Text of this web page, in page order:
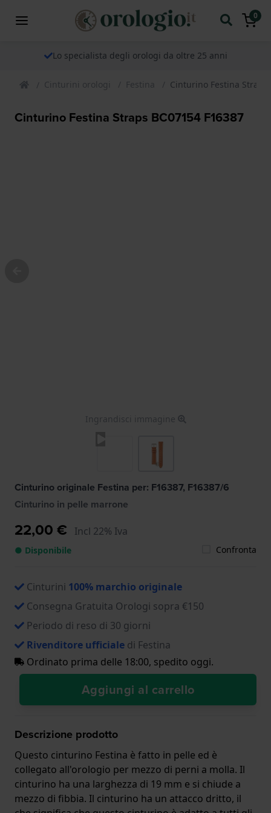
0
Lo specialista degli orologi da oltre 25 anni
Cinturini orologi Festina Cinturino Festina Straps
Cinturino Festina Straps BC07154 F16387
Ingrandisci immagine
Cinturino originale Festina per: F16387, F16387/6
Cinturino in pelle marrone
22,00 € Incl 22% Iva
● Disponibile Confronta
Cinturini 100% marchio originale
Consegna Gratuita Orologi sopra €150
Periodo di reso di 30 giorni
Rivenditore ufficiale di Festina
Ordinato prima delle 18:00, spedito oggi.
Aggiungi al carrello
Descrizione prodotto
Questo cinturino Festina è fatto in pelle ed è
collegato all'orologio per mezzo di perni a molla. Il
cinturino ha una larghezza di 19 mm e si chiude a
mezzo di fibbia. Il cinturino ha un attacco dritto, il